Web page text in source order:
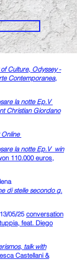
Culture, Odyssey -
Contemporanea,
la notte Ep.V
Christian Giordano
Online
la notte Ep.V win
110.000 euros,
di stelle secondo g.
05/25 conversation
feat. Diego
talk with
Castellani &